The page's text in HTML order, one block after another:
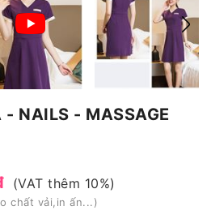
- NAILS - MASSAGE
(VAT thêm 10%)
chất vải,in ấn...)